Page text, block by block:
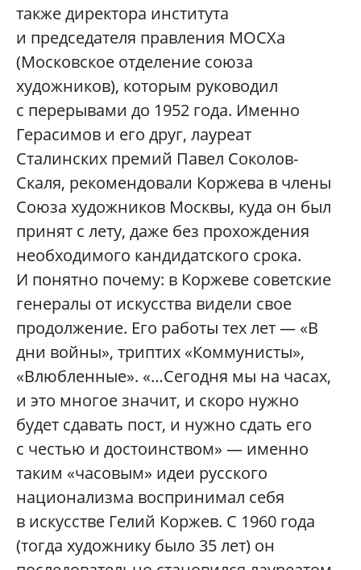
также директора института
и председателя правления МОСХа
(Московское отделение союза
художников), которым руководил
с перерывами до 1952 года. Именно
Герасимов и его друг, лауреат
Сталинских премий Павел Соколов-
Скаля, рекомендовали Коржева в члены
Союза художников Москвы, куда он был
принят с лету, даже без прохождения
необходимого кандидатского срока.
И понятно почему: в Коржеве советские
генералы от искусства видели свое
продолжение. Его работы тех лет — «В
дни войны», триптих «Коммунисты»,
«Влюбленные». «…Сегодня мы на часах,
и это многое значит, и скоро нужно
будет сдавать пост, и нужно сдать его
с честью и достоинством» — именно
таким «часовым» идеи русского
национализма воспринимал себя
в искусстве Гелий Коржев. С 1960 года
(тогда художнику было 35 лет) он